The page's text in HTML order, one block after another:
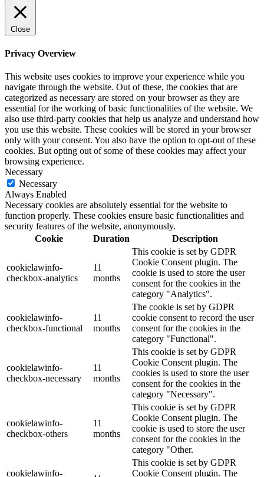
Close
Privacy Overview
This website uses cookies to improve your experience while you
navigate through the website. Out of these, the cookies that are
categorized as necessary are stored on your browser as they are
essential for the working of basic functionalities of the website. We
also use third-party cookies that help us analyze and understand how
you use this website. These cookies will be stored in your browser
only with your consent. You also have the option to opt-out of these
cookies. But opting out of some of these cookies may affect your
browsing experience.
Necessary
Necessary
Always Enabled
Necessary cookies are absolutely essential for the website to
function properly. These cookies ensure basic functionalities and
security features of the website, anonymously.
Cookie
Duration Description
cookielawinfo-
checkbox-analytics
11
months
This cookie is set by GDPR
Cookie Consent plugin. The
cookie is used to store the user
consent for the cookies in the
category "Analytics".
cookielawinfo-
checkbox-functional
11
months
The cookie is set by GDPR
cookie consent to record the user
consent for the cookies in the
category "Functional".
cookielawinfo-
checkbox-necessary
11
months
This cookie is set by GDPR
Cookie Consent plugin. The
cookies is used to store the user
consent for the cookies in the
category "Necessary".
cookielawinfo-
checkbox-others
11
months
This cookie is set by GDPR
Cookie Consent plugin. The
cookie is used to store the user
consent for the cookies in the
category "Other.
cookielawinfo-
This cookie is set by GDPR
Cookie Consent plugin. The